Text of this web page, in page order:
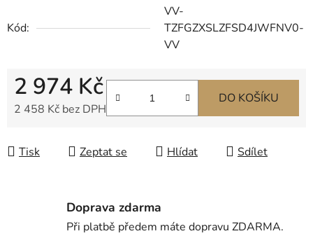
Kód:
VV-
TZFGZXSLZFSD4JWFNV0-
VV
2 974 Kč
2 458 Kč bez DPH
DO KOŠÍKU
Tisk Zeptat se Hlídat Sdílet
Doprava zdarma
Při platbě předem máte dopravu ZDARMA.